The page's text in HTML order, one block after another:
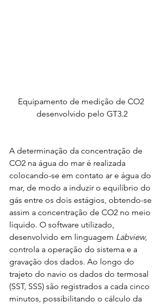
Equipamento de medição de CO2
desenvolvido pelo GT3.2
A determinação da concentração de
CO2 na água do mar é realizada
colocando-se em contato ar e água do
mar, de modo a induzir o equilíbrio do
gás entre os dois estágios, obtendo-se
assim a concentração de CO2 no meio
líquido. O software utilizado,
desenvolvido em linguagem Labview,
controla a operação do sistema e a
gravação dos dados. Ao longo do
trajeto do navio os dados do termosal
(SST, SSS) são registrados a cada cinco
minutos, possibilitando o cálculo da